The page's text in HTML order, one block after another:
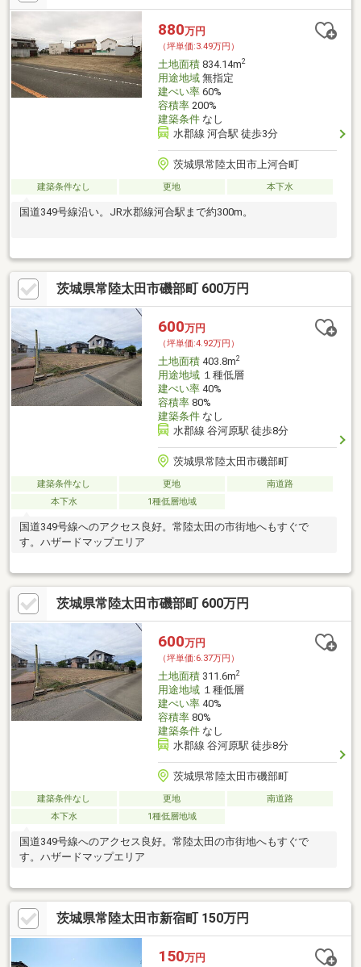
880万円
（坪単価:3.49万円）
土地面積834.14m2
用途地域無指定
建ぺい率60%
容積率200%
建築条件なし
水郡線 河合駅 徒歩3分
茨城県常陸太田市上河合町
建築条件なし 更地 本下水
国道349号線沿い。JR水郡線河合駅まで約300m。
茨城県常陸太田市磯部町 600万円
600万円
（坪単価:4.92万円）
土地面積403.8m2
用途地域１種低層
建ぺい率40%
容積率80%
建築条件なし
水郡線 谷河原駅 徒歩8分
茨城県常陸太田市磯部町
建築条件なし 更地
南道路
本下水
1種低層地域
国道349号線へのアクセス良好。常陸太田の市街地へもすぐで
す。ハザードマップエリア
茨城県常陸太田市磯部町 600万円
600万円
（坪単価:6.37万円）
土地面積311.6m2
用途地域１種低層
建ぺい率40%
容積率80%
建築条件なし
水郡線 谷河原駅 徒歩8分
茨城県常陸太田市磯部町
建築条件なし 更地
南道路
本下水
1種低層地域
国道349号線へのアクセス良好。常陸太田の市街地へもすぐで
す。ハザードマップエリア
茨城県常陸太田市新宿町 150万円
150万円